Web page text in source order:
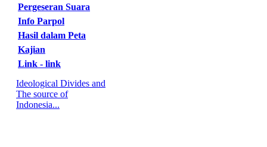
Pergeseran Suara
Info Parpol
Hasil dalam Peta
Kajian
Link - link
Ideological Divides and
The source of
Indonesia...